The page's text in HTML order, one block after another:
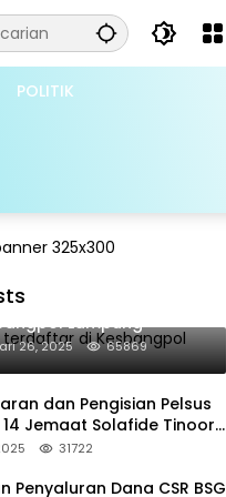
POLITIK
Jaya telah terdaftar di
Lampung
26, 2025 65869
dan Pengisian Pelsus
Jemaat Solafide Tinoor
Tata Gereja 2021, Toreh :
31722
Penyaluran Dana CSR BSG